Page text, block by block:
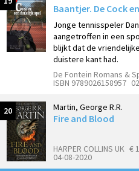
Baantjer. De Cock
Jonge tennisspeler
aangetroffen in een
blijkt dat de
duistere kant had.
De Fontein Romans &
ISBN 9789026158957
20 Martin, George R.R.
Fire and Blood
HARPER COLLINS UK €
04-08-2020